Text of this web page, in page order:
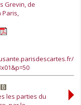
Grevin, de
Paris,
les parties du